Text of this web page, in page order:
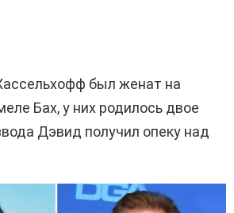
был женат на
Бах, у них родилось двое
Дэвид получил опеку над